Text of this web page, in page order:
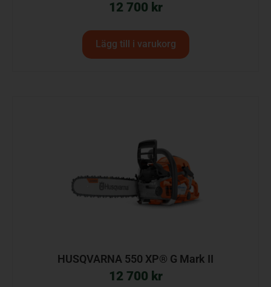
12 700 kr
Lägg till i varukorg
HUSQVARNA 550 XP® G Mark II
12 700 kr